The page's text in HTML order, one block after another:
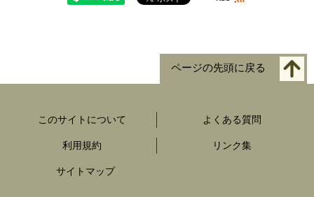
ページの先頭に戻る
このサイトについて よくある質問
利用規約 リンク集
サイトマップ